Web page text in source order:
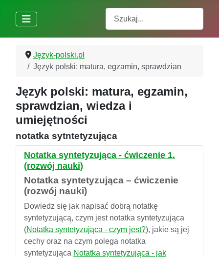
Język-polski.pl
Język polski: matura, egzamin, sprawdzian
Język polski: matura, egzamin,
sprawdzian, wiedza i
umiejętności
notatka sytntetyzująca
Notatka syntetyzująca - ćwiczenie 1.
(rozwój nauki)
Notatka syntetyzująca – ćwiczenie
(rozwój nauki)
Dowiedz się jak napisać dobrą notatkę
syntetyzującą, czym jest notatka syntetyzująca
(Notatka syntetyzująca - czym jest?), jakie są jej
cechy oraz na czym polega notatka
syntetyzująca Notatka syntetyzująca - jak